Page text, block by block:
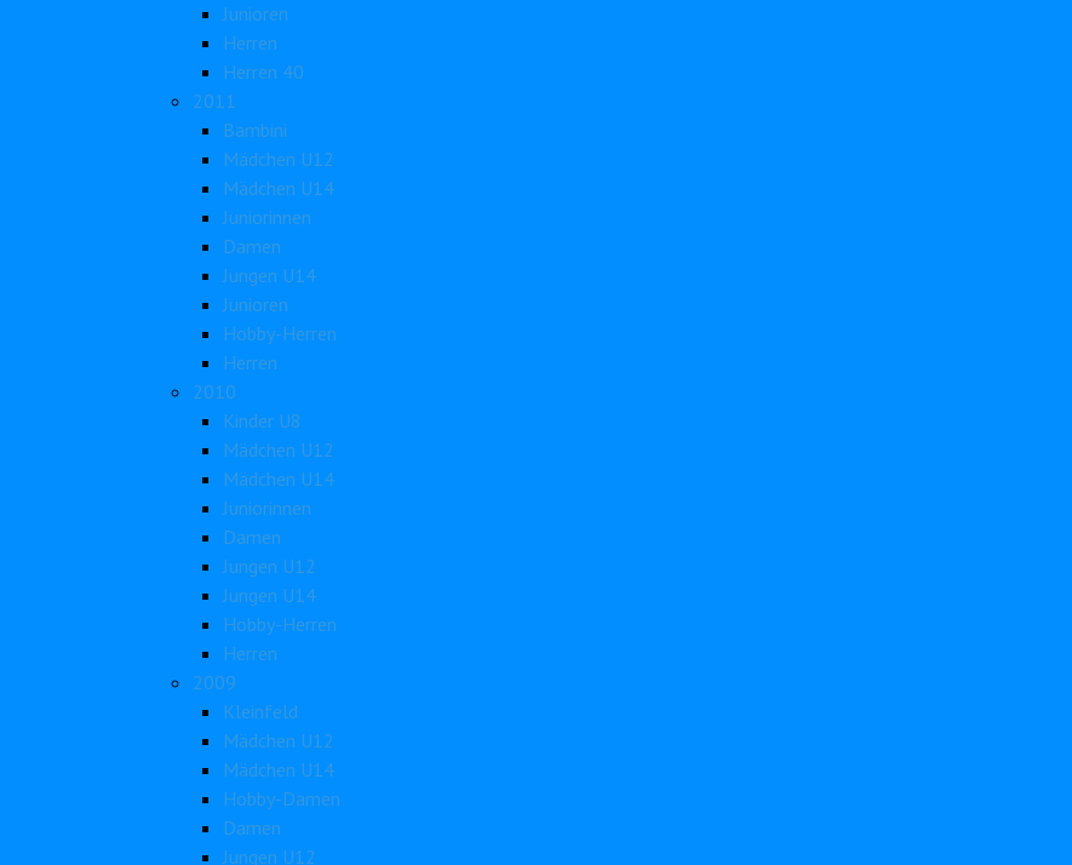
Junioren
Herren
Herren 40
2011
Bambini
Mädchen U12
Mädchen U14
Juniorinnen
Damen
Jungen U14
Junioren
Hobby-Herren
Herren
2010
Kinder U8
Mädchen U12
Mädchen U14
Juniorinnen
Damen
Jungen U12
Jungen U14
Hobby-Herren
Herren
2009
Kleinfeld
Mädchen U12
Mädchen U14
Hobby-Damen
Damen
Jungen U12